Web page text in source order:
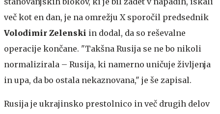
več kot en dan, je na omrežju X sporočil predsednik
Volodimir Zelenski in dodal, da so reševalne
operacije končane. "Takšna Rusija se ne bo nikoli
normalizirala – Rusija, ki namerno uničuje življenja
in upa, da bo ostala nekaznovana," je še zapisal.
Rusija je ukrajinsko prestolnico in več drugih delov